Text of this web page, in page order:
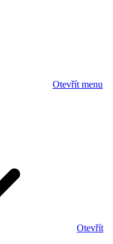
Otevřít menu
Otevřít